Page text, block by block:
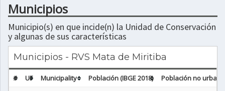
Municipios
Municipio(s) en que incide(n) la Unidad de Conservación
y algunas de sus características
Municipios - RVS Mata de Miritiba
# UF Municipality Población (IBGE 2018)
Población no urbana